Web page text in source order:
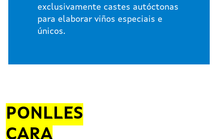
exclusivamente castes autóctonas
para elaborar viños especiais e
únicos.
PONLLES
CARA